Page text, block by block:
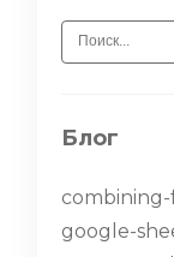
Блог
google-